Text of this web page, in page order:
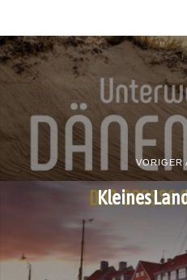
VORIGER
Kleines